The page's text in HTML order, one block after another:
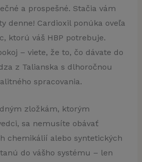
a prospešné. Stačia vám
denne! Cardioxil ponúka oveľa
ktorú váš HBP potrebuje.
– viete, že to, čo dávate do
z Talianska s dlhoročnou
spracovania.
zložkám, ktorým
sa nemusíte obávať
chemikálií alebo syntetických
do vášho systému – len